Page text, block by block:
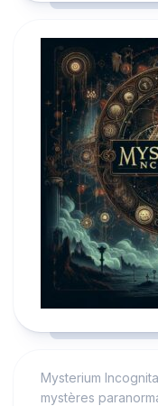
Mysterium
mystères